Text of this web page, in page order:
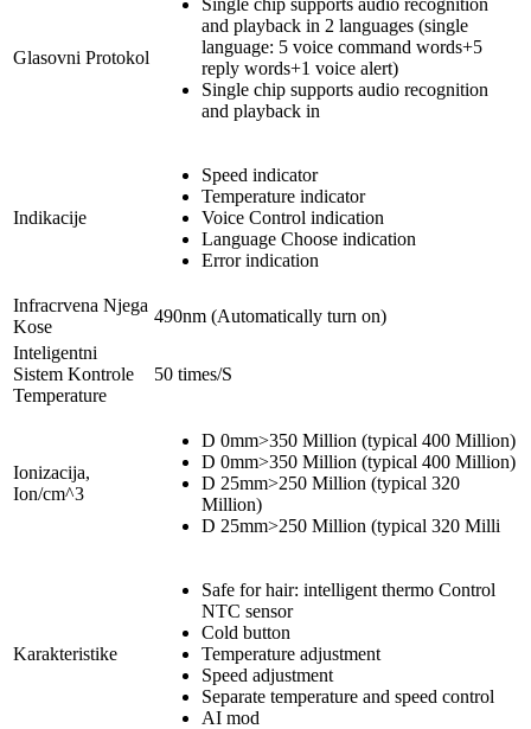
Glasovni Protokol
and playback in 2 languages (single
language: 5 voice command words+5
reply words+1 voice alert)
Single chip supports audio recognition
and playback in
Indikacije
Speed indicator
Temperature indicator
Voice Control indication
Language Choose indication
Error indication
Infracrvena Njega
Kose
490nm (Automatically turn on)
Inteligentni
Sistem Kontrole
Temperature
50 times/S
Ionizacija,
Ion/cm^3
D 0mm>350 Million (typical 400 Million)
D 0mm>350 Million (typical 400 Million)
D 25mm>250 Million (typical 320
Million)
D 25mm>250 Million (typical 320 Milli
Karakteristike
Safe for hair: intelligent thermo Control
NTC sensor
Cold button
Temperature adjustment
Speed adjustment
Separate temperature and speed control
AI mod